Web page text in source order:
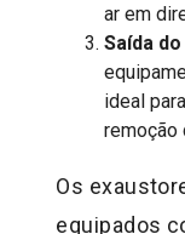
ar em
Saída
ideal
remoção
Os
equipados